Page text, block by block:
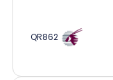
QR862